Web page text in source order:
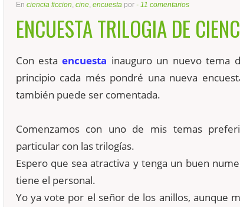
En ciencia ficcion, cine, encuesta por - 11 comentarios
ENCUESTA TRILOGIA DE
Con estaencuesta inauguro un nuevo tema
principio cada més pondré una nueva
también puede ser comentada.
Comenzamos con uno de mis temas
particular con las trilogías.
Espero que sea atractiva y tenga un buen
tiene el personal.
Yo ya vote por el señor de los anillos, aunque